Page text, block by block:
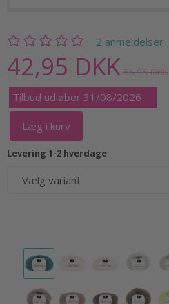
2 anmeldelser
42,95 DKK 56,95 DKK
Tilbud udløber 31/08/2026
Læg i kurv
Levering 1-2 hverdage